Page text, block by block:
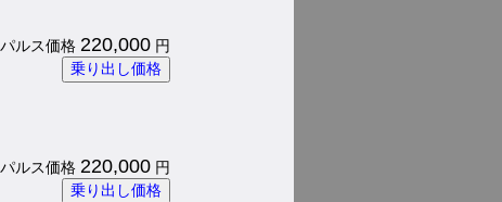
ルス価格 220,000 円
乗り出し価格
ルス価格 220,000 円
乗り出し価格